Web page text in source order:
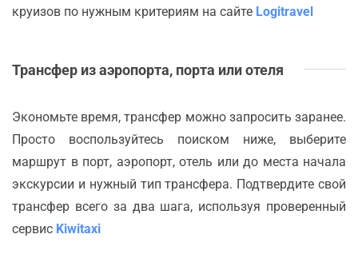
круизов по нужным критериям на сайте Logitravel
Трансфер из аэропорта, порта или отеля
Экономьте время, трансфер можно запросить заранее.
Просто воспользуйтесь поиском ниже, выберите
маршрут в порт, аэропорт, отель или до места начала
экскурсии и нужный тип трансфера. Подтвердите свой
трансфер всего за два шага, используя проверенный
сервис Kiwitaxi